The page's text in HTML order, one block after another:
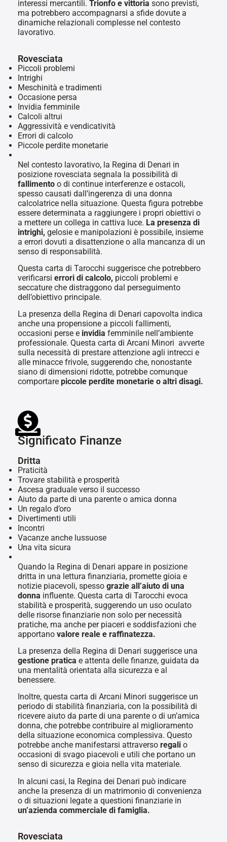
interessi mercantili. Trionfo e vittoria sono previsti,
ma potrebbero accompagnarsi a sfide dovute a
dinamiche relazionali complesse nel contesto
lavorativo.
Rovesciata
Piccoli problemi
Intrighi
Meschinità e tradimenti
Occasione persa
Invidia femminile
Calcoli altrui
Aggressività e vendicatività
Errori di calcolo
Piccole perdite monetarie
Nel contesto lavorativo, la Regina di Denari in
posizione rovesciata segnala la possibilità di
fallimento o di continue interferenze e ostacoli,
spesso causati dall’ingerenza di una donna
calcolatrice nella situazione. Questa figura potrebbe
essere determinata a raggiungere i propri obiettivi o
a mettere un collega in cattiva luce. La presenza di
intrighi, gelosie e manipolazioni è possibile, insieme
a errori dovuti a disattenzione o alla mancanza di un
senso di responsabilità.
Questa carta di Tarocchi suggerisce che potrebbero
verificarsi errori di calcolo, piccoli problemi e
seccature che distraggono dal perseguimento
dell’obiettivo principale.
La presenza della Regina di Denari capovolta indica
anche una propensione a piccoli fallimenti,
occasioni perse e invidia femminile nell’ambiente
professionale. Questa carta di Arcani Minori avverte
sulla necessità di prestare attenzione agli intrecci e
alle minacce frivole, suggerendo che, nonostante
siano di dimensioni ridotte, potrebbe comunque
comportare piccole perdite monetarie o altri disagi.
Significato Finanze
Dritta
Praticità
Trovare stabilità e prosperità
Ascesa graduale verso il successo
Aiuto da parte di una parente o amica donna
Un regalo d’oro
Divertimenti utili
Incontri
Vacanze anche lussuose
Una vita sicura
Quando la Regina di Denari appare in posizione
dritta in una lettura finanziaria, promette gioia e
notizie piacevoli, spesso grazie all’aiuto di una
donna influente. Questa carta di Tarocchi evoca
stabilità e prosperità, suggerendo un uso oculato
delle risorse finanziarie non solo per necessità
pratiche, ma anche per piaceri e soddisfazioni che
apportano valore reale e raffinatezza.
La presenza della Regina di Denari suggerisce una
gestione pratica e attenta delle finanze, guidata da
una mentalità orientata alla sicurezza e al
benessere.
Inoltre, questa carta di Arcani Minori suggerisce un
periodo di stabilità finanziaria, con la possibilità di
ricevere aiuto da parte di una parente o di un’amica
donna, che potrebbe contribuire al miglioramento
della situazione economica complessiva. Questo
potrebbe anche manifestarsi attraverso regali o
occasioni di svago piacevoli e utili che portano un
senso di sicurezza e gioia nella vita materiale.
In alcuni casi, la Regina dei Denari può indicare
anche la presenza di un matrimonio di convenienza
o di situazioni legate a questioni finanziarie in
un’azienda commerciale di famiglia.
Rovesciata